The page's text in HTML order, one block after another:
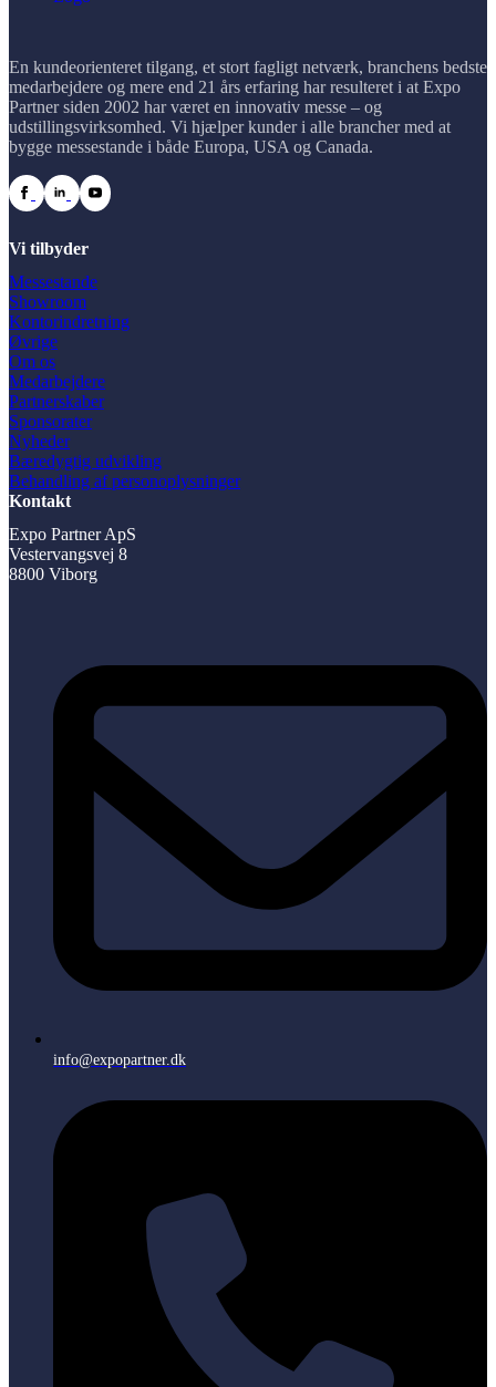
En kundeorienteret tilgang, et stort fagligt netværk, branchens bedste
medarbejdere og mere end 21 års erfaring har resulteret i at Expo
Partner siden 2002 har været en innovativ messe – og
udstillingsvirksomhed. Vi hjælper kunder i alle brancher med at
bygge messestande i både Europa, USA og Canada.
Vi tilbyder
Messestande
Showroom
Kontorindretning
Øvrige
Om os
Medarbejdere
Partnerskaber
Sponsorater
Nyheder
Bæredygtig udvikling
Behandling af personoplysninger
Kontakt
Expo Partner ApS
Vestervangsvej 8
8800 Viborg
info@expopartner.dk